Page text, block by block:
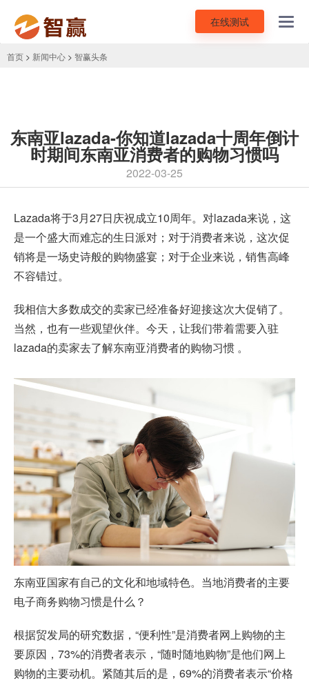
在线测试
首页 > 新闻中心 > 智赢头条
东南亚lazada-你知道lazada十周年倒计
时期间东南亚消费者的购物习惯吗
2022-03-25
Lazada将于3月27日庆祝成立10周年。对lazada来说，这
是一个盛大而难忘的生日派对；对于消费者来说，这次促
销将是一场史诗般的购物盛宴；对于企业来说，销售高峰
不容错过。
我相信大多数成交的卖家已经准备好迎接这次大促销了。
当然，也有一些观望伙伴。今天，让我们带着需要入驻
lazada的卖家去了解东南亚消费者的购物习惯 。
东南亚国家有自己的文化和地域特色。当地消费者的主要
电子商务购物习惯是什么？
根据贸发局的研究数据，“便利性”是消费者网上购物的主
要原因，73%的消费者表示，“随时随地购物”是他们网上
购物的主要动机。紧随其后的是，69%的消费者表示“价格